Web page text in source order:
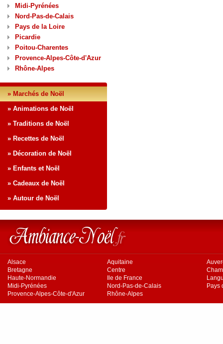
Midi-Pyrénées
Nord-Pas-de-Calais
Pays de la Loire
Picardie
Poitou-Charentes
Provence-Alpes-Côte-d'Azur
Rhône-Alpes
» Marchés de Noël
» Animations de Noël
» Traditions de Noël
» Recettes de Noël
» Décoration de Noël
» Enfants et Noël
» Cadeaux de Noël
» Autour de Noël
Alsace Aquitaine
Bretagne
Centre
Haute-Normandie
Ile de France
Midi-Pyrénées
Nord-Pas-de-Calais
Pays
Provence-Alpes-Côte-d'Azur
Rhône-Alpes